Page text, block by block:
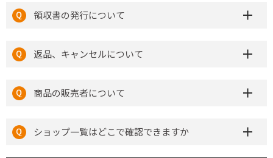
領収書の発行について
返品、キャンセルについて
商品の販売者について
ショップ一覧はどこで確認できますか